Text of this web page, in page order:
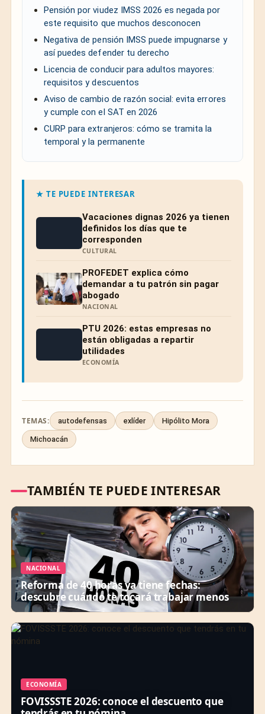
Pensión por viudez IMSS 2026 es negada por
este requisito que muchos desconocen
Negativa de pensión IMSS puede impugnarse y
así puedes defender tu derecho
Licencia de conducir para adultos mayores:
requisitos y descuentos
Aviso de cambio de razón social: evita errores
y cumple con el SAT en 2026
CURP para extranjeros: cómo se tramita la
temporal y la permanente
★ TE PUEDE INTERESAR
Vacaciones dignas 2026 ya tienen
definidos los días que te
corresponden
CULTURAL
PROFEDET explica cómo
demandar a tu patrón sin pagar
abogado
NACIONAL
PTU 2026: estas empresas no
están obligadas a repartir
utilidades
ECONOMÍA
TEMAS: autodefensas exlíder Hipólito Mora
Michoacán
TAMBIÉN TE PUEDE INTERESAR
NACIONAL
Reforma de 40 horas ya tiene fechas:
descubre cuándo te tocará trabajar menos
ECONOMÍA
FOVISSSTE 2026: conoce el descuento que